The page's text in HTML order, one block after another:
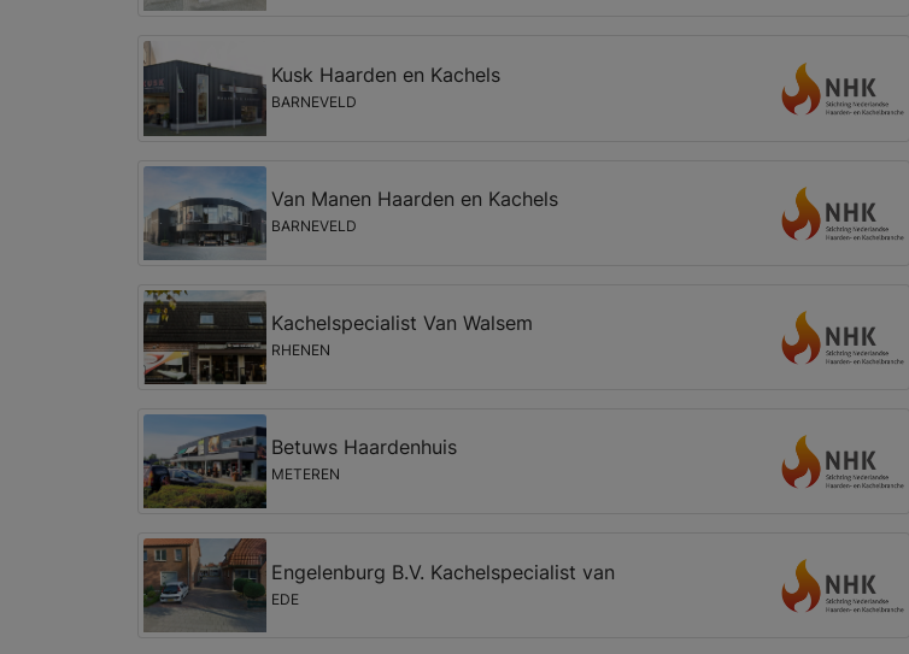
Kusk Haarden en Kachels
BARNEVELD
Van Manen Haarden en Kachels
BARNEVELD
Kachelspecialist Van Walsem
RHENEN
Betuws Haardenhuis
METEREN
Engelenburg B.V. Kachelspecialist van
EDE